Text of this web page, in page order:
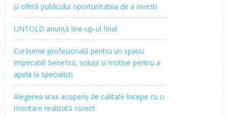
și oferă publicului oportunitatea de a investi
UNTOLD anunță line-up-ul final
Curățenie profesională pentru un spațiu
impecabil: beneficii, soluții și motive pentru a
apela la specialiști
Alegerea unui acoperiș de calitate începe cu o
montare realizată corect